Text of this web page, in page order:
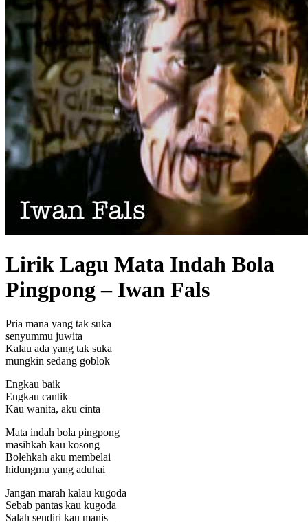
Lirik Lagu Mata Indah Bola
Pingpong – Iwan Fals
Pria mana yang tak suka
senyummu juwita
Kalau ada yang tak suka
mungkin sedang goblok
Engkau baik
Engkau cantik
Kau wanita, aku cinta
Mata indah bola pingpong
masihkah kau kosong
Bolehkah aku membelai
hidungmu yang aduhai
Jangan marah kalau kugoda
Sebab pantas kau kugoda
Salah sendiri kau manis